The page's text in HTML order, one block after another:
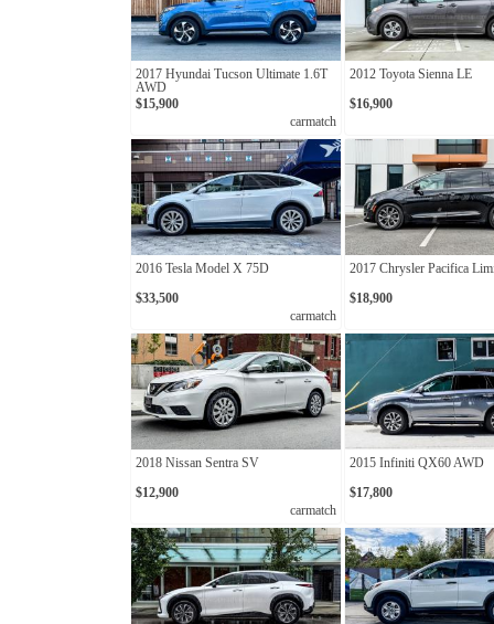
2017 Hyundai Tucson Ultimate 1.6T
AWD
$15,900
carmatch
2012 Toyota Sienna LE
$16,900
2016 Tesla Model X 75D
$33,500
carmatch
2017 Chrysler Pacifica
$18,900
2018 Nissan Sentra SV
$12,900
carmatch
2015 Infiniti QX60 AWD
$17,800